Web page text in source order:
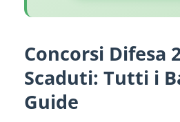
Concorsi Difesa
Scaduti: Tutti i
Guide